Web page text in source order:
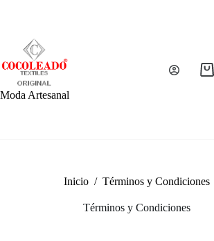
Moda Artesanal
Inicio / Términos y Condiciones
Términos y Condiciones